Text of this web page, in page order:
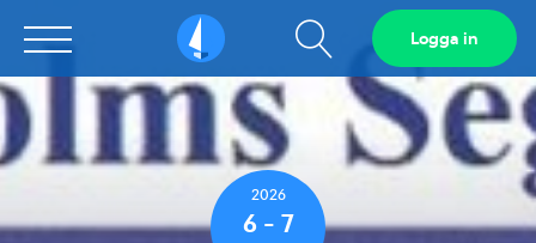
Sailarena Visa
sökfält
Logga in
2026
6 - 7